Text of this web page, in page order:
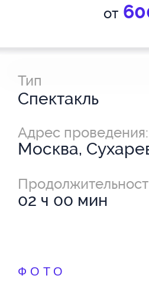
от
Тип
Спектакль
Адрес проведения:
Москва,
02 ч 00 мин
ФОТО